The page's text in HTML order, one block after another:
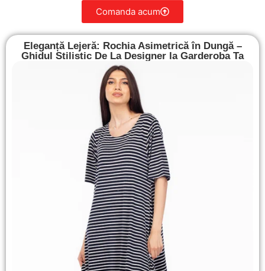
Comanda acum
Eleganță Lejeră: Rochia Asimetrică în Dungă –
Ghidul Stilistic De La Designer la Garderoba Ta